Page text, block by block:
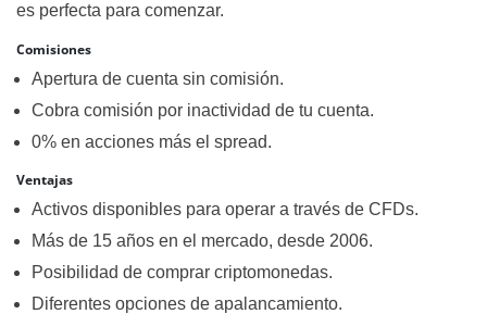
es perfecta para comenzar.
Comisiones
Apertura de cuenta sin comisión.
Cobra comisión por inactividad de tu cuenta.
0% en acciones más el spread.
Ventajas
Activos disponibles para operar a través de CFDs.
Más de 15 años en el mercado, desde 2006.
Posibilidad de comprar criptomonedas.
Diferentes opciones de apalancamiento.